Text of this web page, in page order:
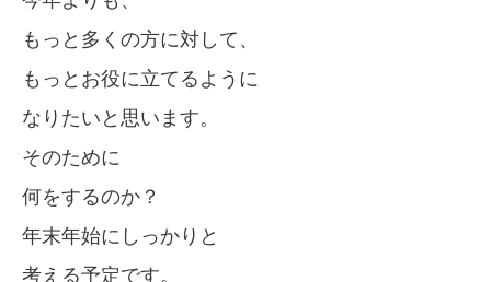
もっと多くの方に対して、
もっとお役に立てるように
なりたいと思います。
そのために
何をするのか？
年末年始にしっかりと
考える予定です。